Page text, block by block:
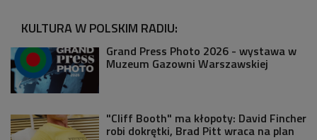
KULTURA W POLSKIM RADIU:
Grand Press Photo 2026 - wystawa w
Muzeum Gazowni Warszawskiej
"Cliff Booth" ma kłopoty: David Fincher
robi dokrętki, Brad Pitt wraca na plan